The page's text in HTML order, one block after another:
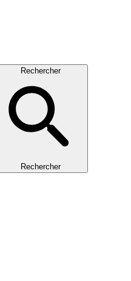
Rechercher
Rechercher